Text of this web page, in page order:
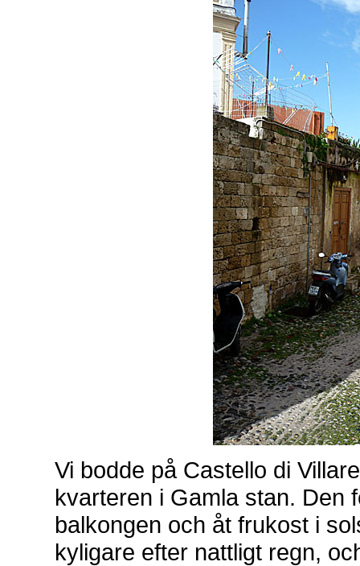
Vi bodde på Castello di
kvarteren i Gamla stan. Den
balkongen och åt frukost i
kyligare efter nattligt regn,